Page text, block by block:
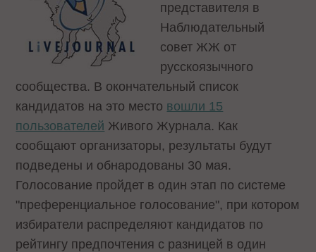
представителя в
Наблюдательный
совет ЖЖ от
русскоязычного
сообщества. В окончательный список
кандидатов на это место вошли 15
пользователей Живого Журнала. Как
сообщают организаторы, результаты будут
подведены и обнародованы 30 мая.
Голосование пройдет в один этап по системе
"преференциальное голосование", при котором
избиратели распределяют кандидатов по
рейтингу предпочтения с разницей в один